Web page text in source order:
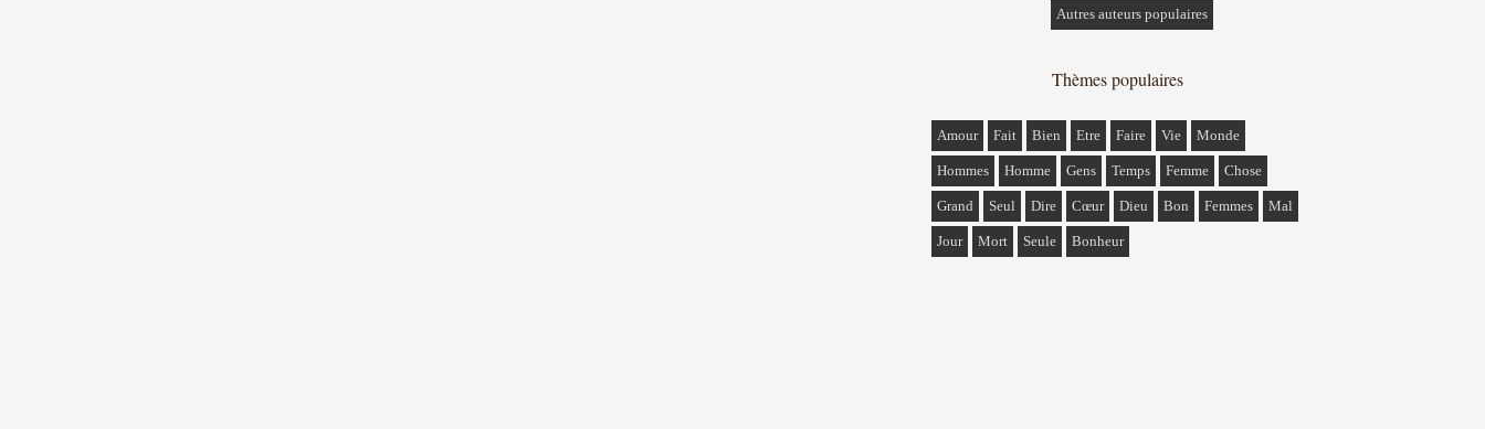
Autres auteurs populaires
Thèmes populaires
Amour Fait Bien Etre Faire Vie Monde
Hommes Homme Gens Temps Femme Chose
Grand Seul Dire Cœur Dieu Bon Femmes Mal
Jour Mort Seule Bonheur